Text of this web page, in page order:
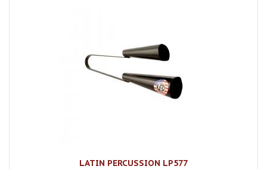
LATIN PERCUSSION LP577